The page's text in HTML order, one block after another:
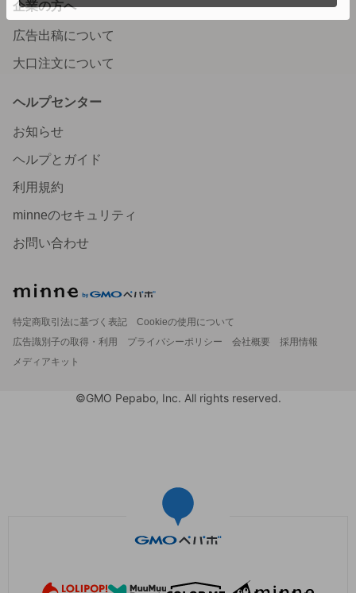
企業の方へ
広告出稿について
大口注文について
ヘルプセンター
お知らせ
ヘルプとガイド
利用規約
minneのセキュリティ
お問い合わせ
特定商取引法に基づく表記
Cookieの使用について
広告識別子の取得・利用
プライバシーポリシー 会社概要
採用情報
メディアキット
©GMO Pepabo, Inc. All rights reserved.